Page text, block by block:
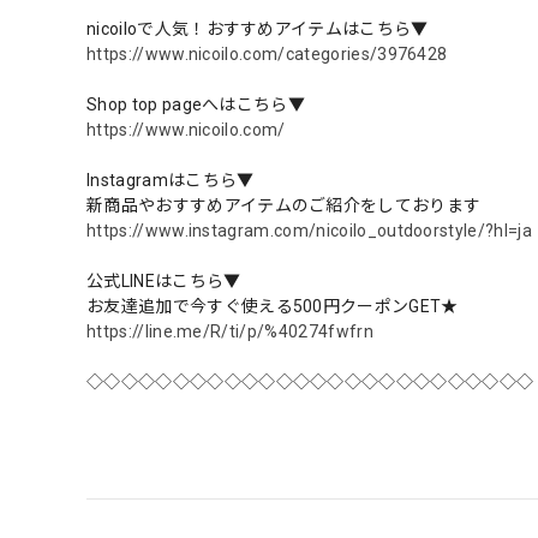
nicoiloで人気！おすすめアイテムはこちら▼
https://www.nicoilo.com/categories/3976428
Shop top pageへはこちら▼
https://www.nicoilo.com/
Instagramはこちら▼
新商品やおすすめアイテムのご紹介をしております
https://www.instagram.com/nicoilo_outdoorstyle/?hl=ja
公式LINEはこちら▼
お友達追加で今すぐ使える500円クーポンGET★
https://line.me/R/ti/p/%40274fwfrn
◇◇◇◇◇◇◇◇◇◇◇◇◇◇◇◇◇◇◇◇◇◇◇◇◇◇